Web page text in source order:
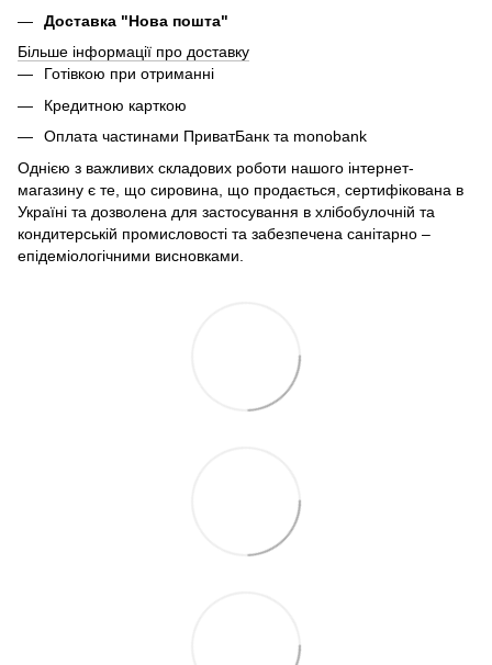
Доставка "Нова пошта"
Більше інформації про доставку
Готівкою при отриманні
Кредитною карткою
Оплата частинами ПриватБанк та monobank
Однією з важливих складових роботи нашого інтернет-
магазину є те, що сировина, що продається, сертифікована в
Україні та дозволена для застосування в хлібобулочній та
кондитерській промисловості та забезпечена санітарно –
епідеміологічними висновками.